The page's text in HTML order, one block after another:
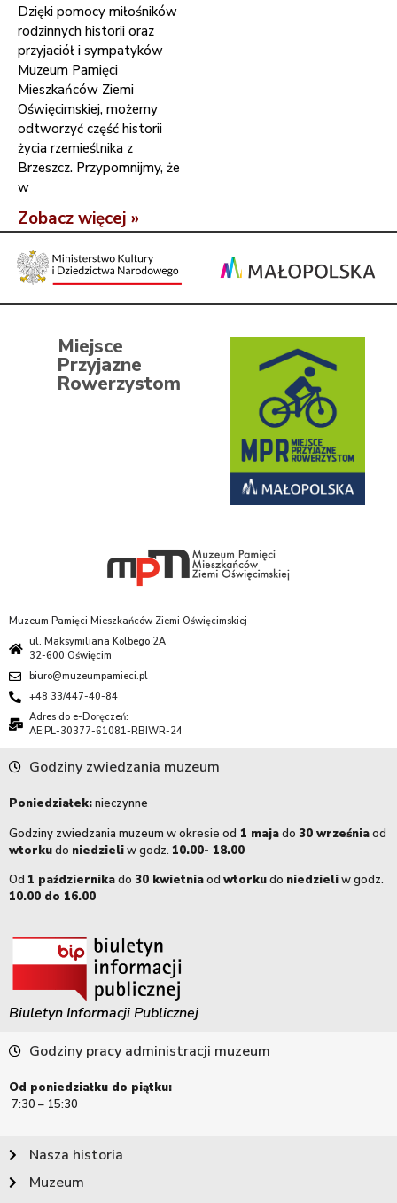
Dzięki pomocy miłośników
rodzinnych historii oraz
przyjaciół i sympatyków
Muzeum Pamięci
Mieszkańców Ziemi
Oświęcimskiej, możemy
odtworzyć część historii
życia rzemieślnika z
Brzeszcz. Przypomnijmy, że
w
Zobacz więcej »
Miejsce
Przyjazne
Rowerzystom
Muzeum Pamięci Mieszkańców Ziemi Oświęcimskiej
ul. Maksymiliana Kolbego 2A
32-600 Oświęcim
biuro@muzeumpamieci.pl
+48 33/447-40-84
Adres do e-Doręczeń:
AE:PL-30377-61081-RBIWR-24
Godziny zwiedzania muzeum
Poniedziałek:nieczynne
Godziny zwiedzania muzeum w okresie od 1 majado 30 wrześniaod
wtorkudo niedzieliw godz. 10.00- 18.00
Od 1 październikado 30 kwietniaod wtorkudo niedzieliw godz.
10.00 do 16.00
Biuletyn Informacji Publicznej
Godziny pracy administracji muzeum
Od poniedziałku do piątku:
7:30 – 15:30
Nasza historia
Muzeum